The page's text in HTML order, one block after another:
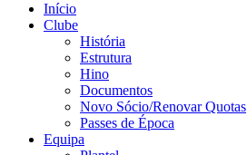
Início
Clube
História
Estrutura
Hino
Documentos
Novo Sócio/Renovar Quotas
Passes de Época
Equipa